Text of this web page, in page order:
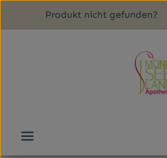
Zum Hauptinhalt springen
Produkt nicht gefunden?